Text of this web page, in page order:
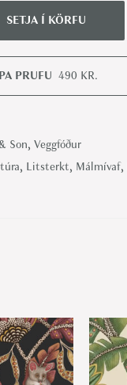
SETJA Í KÖRFU
PRUFU 490 KR.
Son, Veggfóður
, Litsterkt, Málmívaf,